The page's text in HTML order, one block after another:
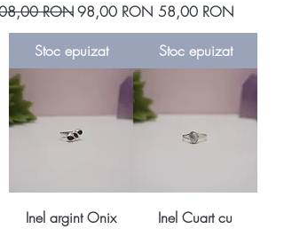
normalRONPreț redus
98,00 RON
Stoc epuizat
Preț
58,00 RON
Stoc epuizat
Inel argint Onix Inel Cuart cu